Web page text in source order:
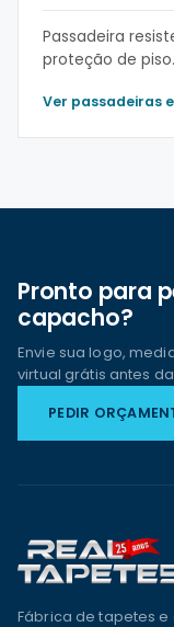
Passadeira
proteção de piso.
Ver passadeiras
Pronto para
capacho?
Envie sua logo,
virtual grátis antes
PEDIR
Fábrica de tapetes